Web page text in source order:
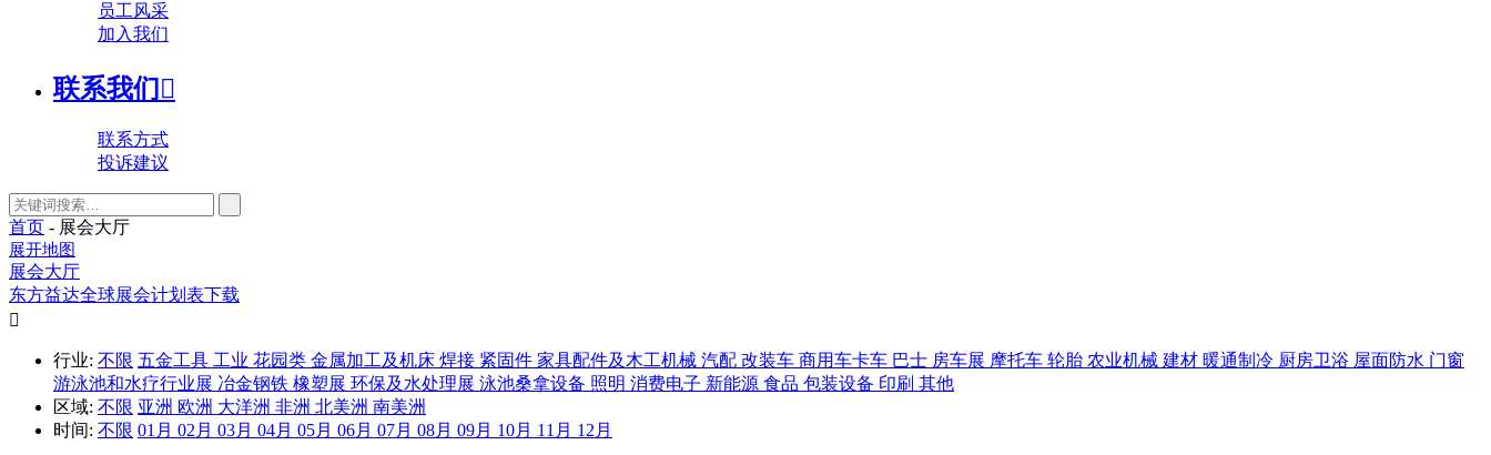
员工风采
加入我们
联系我们 
联系方式
投诉建议
首页 - 展会大厅
展开地图
展会大厅
东方益达全球展会计划表下载

行业: 不限 五金工具 工业 花园类 金属加工及机床 焊接 紧固件 家具配件及木工机械 汽配 改装车 商用车卡车 巴士 房车展 摩托车 轮胎 农业机械 建材 暖通制冷 厨房卫浴 屋面防水 门窗
游泳池和水疗行业展 冶金钢铁 橡塑展 环保及水处理展 泳池桑拿设备 照明 消费电子 新能源 食品 包装设备 印刷 其他
区域: 不限 亚洲 欧洲 大洋洲 非洲 北美洲 南美洲
时间: 不限 01月 02月 03月 04月 05月 06月 07月 08月 09月 10月 11月 12月